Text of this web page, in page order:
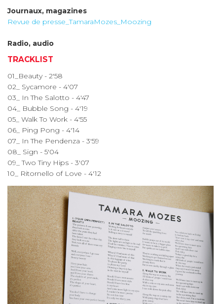
Journaux, magazines
Revue de presse_TamaraMozes_Moozing
Radio, audio
TRACKLIST
01_Beauty - 2'58
02_ Sycamore - 4'07
03_ In The Salotto - 4'47
04_ Bubble Song - 4'19
05_ Walk To Work - 4'55
06_ Ping Pong - 4'14
07_ In The Pendenza - 3'59
08_ Sign - 5'04
09_ Two Tiny Hips - 3'07
10_ Ritornello of Love - 4'12